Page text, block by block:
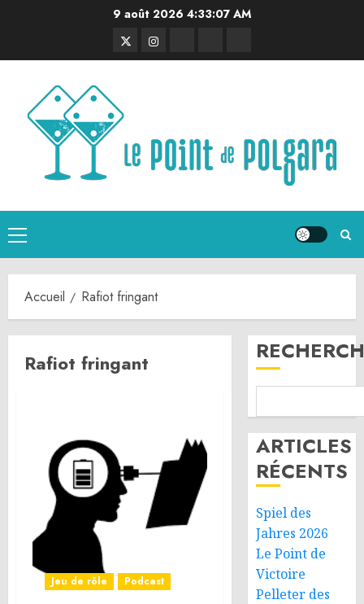
9 août 2026 4:33:07 AM
TwitterInstagram
Menu
principal
Accueil Rafiot fringant
Rafiot fringant
Jeu de rôle Podcast
ARTICLES
RÉCENTS
Spiel des
Jahres 2026
Le Point de
Victoire
Pelleter des